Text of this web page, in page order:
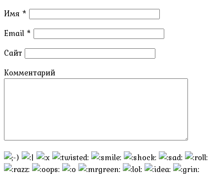
Имя *
Email *
Сайт
Комментарий